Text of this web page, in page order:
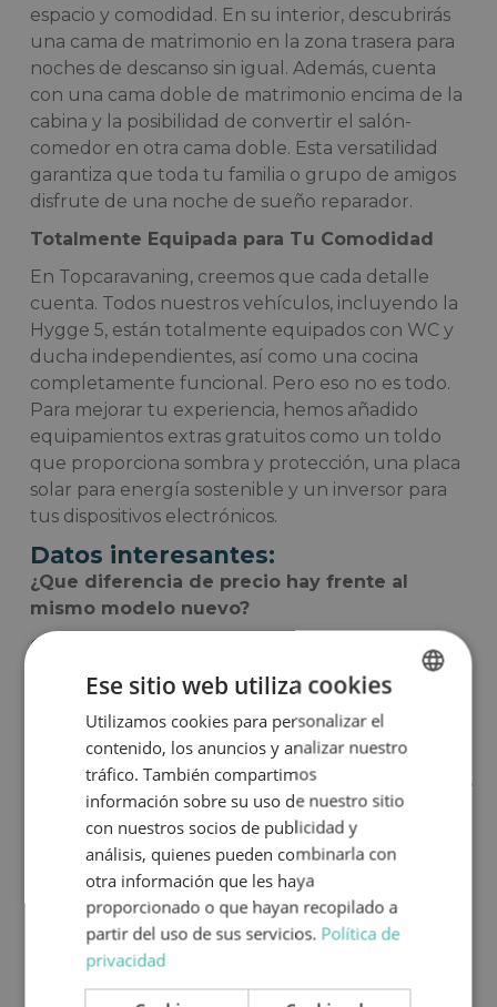
espacio y comodidad. En su interior, descubrirás
una cama de matrimonio en la zona trasera para
noches de descanso sin igual. Además, cuenta
con una cama doble de matrimonio encima de la
cabina y la posibilidad de convertir el salón-
comedor en otra cama doble. Esta versatilidad
garantiza que toda tu familia o grupo de amigos
disfrute de una noche de sueño reparador.
Totalmente Equipada para Tu Comodidad
En Topcaravaning, creemos que cada detalle
cuenta. Todos nuestros vehículos, incluyendo la
Hygge 5, están totalmente equipados con WC y
ducha independientes, así como una cocina
completamente funcional. Pero eso no es todo.
Para mejorar tu experiencia, hemos añadido
equipamientos extras gratuitos como un toldo
que proporciona sombra y protección, una placa
solar para energía sostenible y un inversor para
tus dispositivos electrónicos.
Datos interesantes:
¿Que diferencia de precio hay frente al
mismo modelo nuevo?
Comprar una autocaravana de ocasión supone
un ahorro de entre un 30 y un 35% frente a una
autocaravana nueva.
Distribución de camas
Día Noche
SPANISH
ENGLISH
Ese sitio web utiliza cookies
Utilizamos cookies para personalizar el
contenido, los anuncios y analizar nuestro
tráfico. También compartimos
información sobre su uso de nuestro sitio
con nuestros socios de publicidad y
análisis, quienes pueden combinarla con
otra información que les haya
proporcionado o que hayan recopilado a
partir del uso de sus servicios. Política de
privacidad